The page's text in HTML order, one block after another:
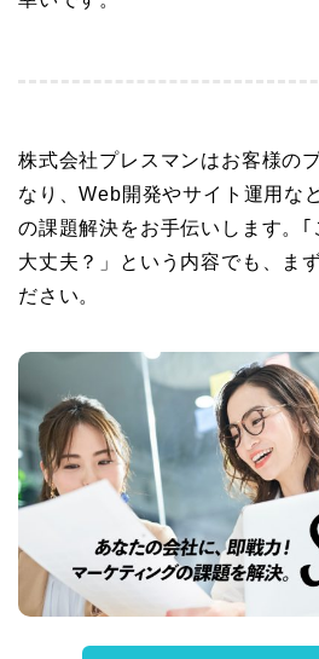
株式会社プレスマンはお客様の
なり、Web開発やサイト運用な
の課題解決をお手伝いします。
大丈夫？」という内容でも、ま
ださい。